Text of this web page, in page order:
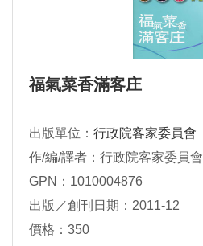
福氣菜香滿客庄
出版單位： 行政院客家委員會
作/編/譯者：行政院客家委員會
GPN：1010004876
出版／創刊日期：2011-12
價格：350